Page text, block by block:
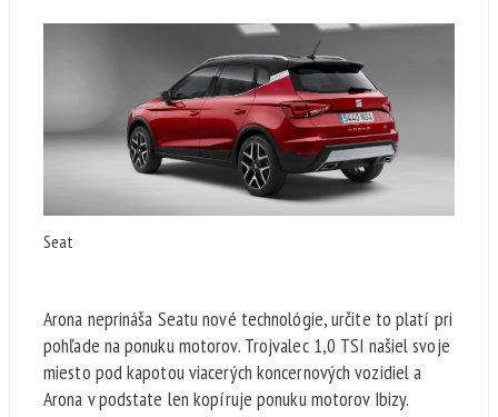
Seat
Arona neprináša Seatu nové technológie, určite to platí pri
pohľade na ponuku motorov. Trojvalec 1,0 TSI našiel svoje
miesto pod kapotou viacerých koncernových vozidiel a
Arona v podstate len kopíruje ponuku motorov Ibizy.